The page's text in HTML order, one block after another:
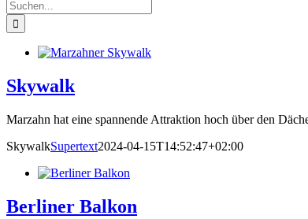
Suche
nach:
Skywalk
Marzahn hat eine spannende Attraktion hoch über den
SkywalkSupertext2024-04-15T14:52:47+02:00
Berliner Balkon